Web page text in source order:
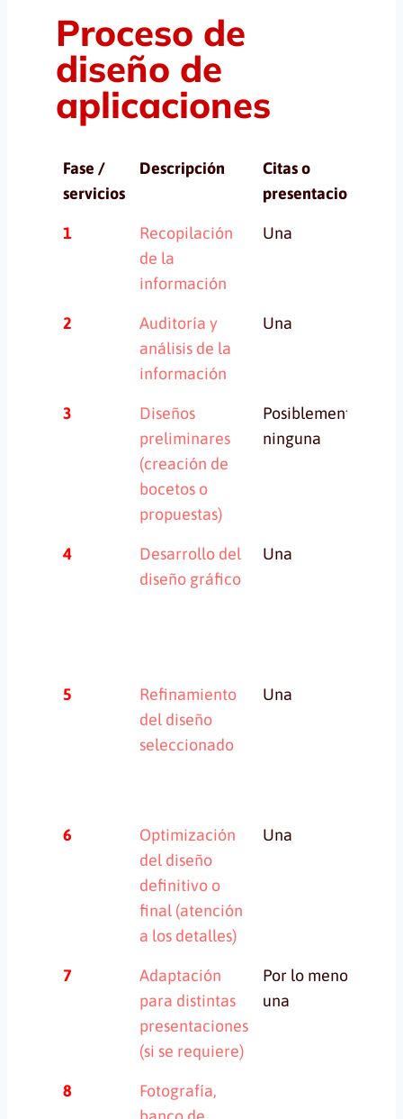
Proceso de
diseño de
aplicaciones
Fase /
servicios
Descripción
Citas o
presentaciones
Fase /
Descripción
Citas o
1
Recopilación
de la
información
Una
2
Auditoría y
análisis de la
información
Una
3
Diseños
preliminares
(creación de
bocetos o
propuestas)
Posiblemente
ninguna
4
Desarrollo del
diseño gráfico
Una
5
Refinamiento
del diseño
seleccionado
Una
6
Optimización
del diseño
definitivo o
final (atención
a los detalles)
Una
7
Adaptación
para distintas
presentaciones
(si se requiere)
Por lo menos
una
8
Fotografía,